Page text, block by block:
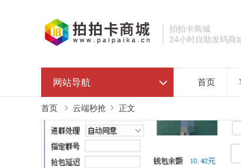
拍拍卡商城
24小时自助发码商
网站导航 首页
首页 云端秒抢 正文